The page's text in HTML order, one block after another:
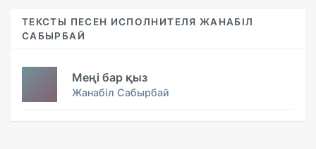
ТЕКСТЫ ПЕСЕН ИСПОЛНИТЕЛЯ ЖАНАБІЛ
САБЫРБАЙ
Меңі бар қыз
Жанабіл Сабырбай